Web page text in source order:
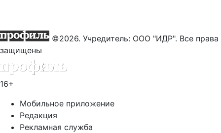
©2026. Учредитель: ООО "ИДР". Все права
защищены
16+
Мобильное приложение
Редакция
Рекламная служба